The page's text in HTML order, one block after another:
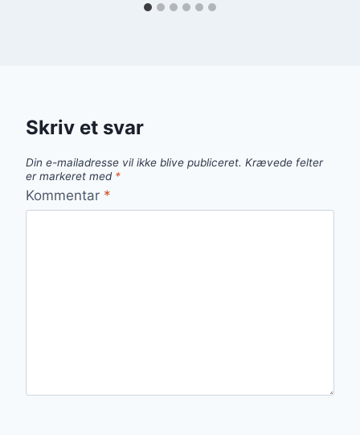
Skriv et svar
Din e-mailadresse vil ikke blive publiceret. Krævede felter
er markeret med *
Kommentar *